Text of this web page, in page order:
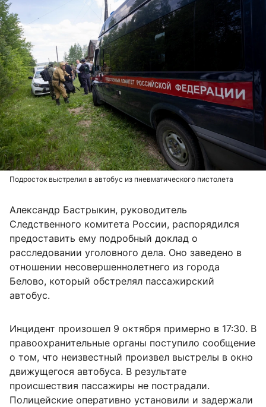
Подросток выстрелил в автобус из пневматического пистолета
Александр Бастрыкин, руководитель
Следственного комитета России, распорядился
предоставить ему подробный доклад о
расследовании уголовного дела. Оно заведено в
отношении несовершеннолетнего из города
Белово, который обстрелял пассажирский
автобус.
Инцидент произошел 9 октября примерно в 17:30. В
правоохранительные органы поступило сообщение
о том, что неизвестный произвел выстрелы в окно
движущегося автобуса. В результате
происшествия пассажиры не пострадали.
Полицейские оперативно установили и задержали